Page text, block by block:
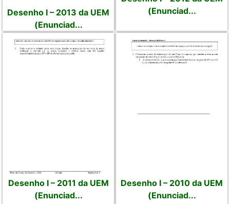
Desenho I – 2013 da UEM
(Enunciad...
(Enunciad...
Desenho I – 2011 da UEM
(Enunciad...
Desenho I – 2010 da UEM
(Enunciad...